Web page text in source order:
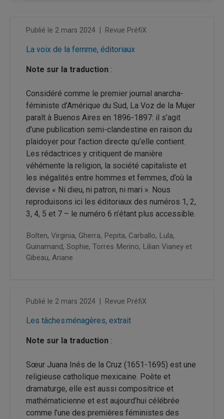
Publié le 2 mars 2024 Revue PréfiX
La voix de la femme, éditoriaux
Note sur la traduction :
Considéré comme le premier journal anarcha-
féministe d’Amérique du Sud, La Voz de la Mujer
paraît à Buenos Aires en 1896-1897: il s’agit
d’une publication semi-clandestine en raison du
plaidoyer pour l’action directe qu’elle contient.
Les rédactrices y critiquent de manière
véhémente la religion, la société capitaliste et
les inégalités entre hommes et femmes, d’où la
devise « Ni dieu, ni patron, ni mari ». Nous
reproduisons ici les éditoriaux des numéros 1, 2,
3, 4, 5 et 7 – le numéro 6 n’étant plus accessible.
Bolten, Virginia, Gherra, Pepita, Carballo, Lula,
Guinamand, Sophie, Torres Merino, Lilian Vianey et
Gibeau, Ariane
Publié le 2 mars 2024 Revue PréfiX
Les tâches ménagères, extrait
Note sur la traduction :
Sœur Juana Inés de la Cruz (1651-1695) est une
religieuse catholique mexicaine. Poète et
dramaturge, elle est aussi compositrice et
mathématicienne et est aujourd’hui célébrée
comme l’une des premières féministes des